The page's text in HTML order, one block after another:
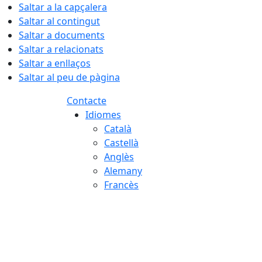
Saltar a la capçalera
Saltar al contingut
Saltar a documents
Saltar a relacionats
Saltar a enllaços
Saltar al peu de pàgina
Contacte
Idiomes
Català
Castellà
Anglès
Alemany
Francès